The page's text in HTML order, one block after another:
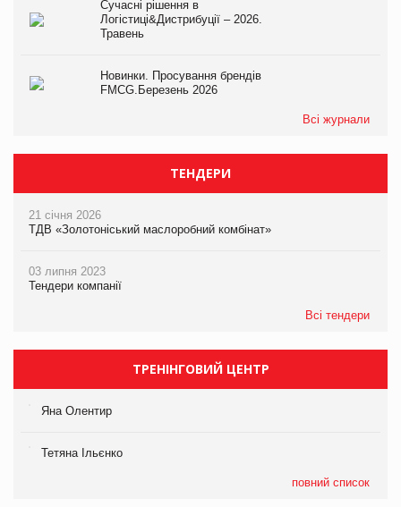
Сучасні рішення в
Логістиці&Дистрибуції – 2026.
Травень
Новинки. Просування брендів
FMCG.Березень 2026
Всі журнали
ТЕНДЕРИ
21 січня 2026
ТДВ «Золотоніський маслоробний комбінат»
03 липня 2023
Тендери компанії
Всі тендери
ТРЕНІНГОВИЙ ЦЕНТР
Яна Олентир
Тетяна Ільєнко
повний список